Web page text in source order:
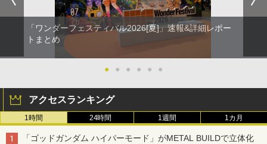
「ワンダーフェスティバル2026[夏]」速報&詳細レポー
トまとめ
● ● ● ● ● ●
アクセスランキング
1時間 24時間 1週間 1カ月
「ゴッドガンダム ハイパーモード」がMETAL BUILDで立体化